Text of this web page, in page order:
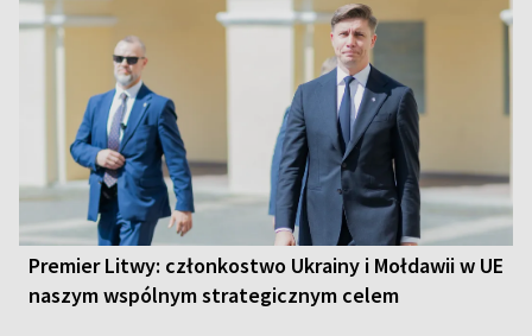
Premier Litwy: członkostwo Ukrainy i Mołdawii w UE
naszym wspólnym strategicznym celem